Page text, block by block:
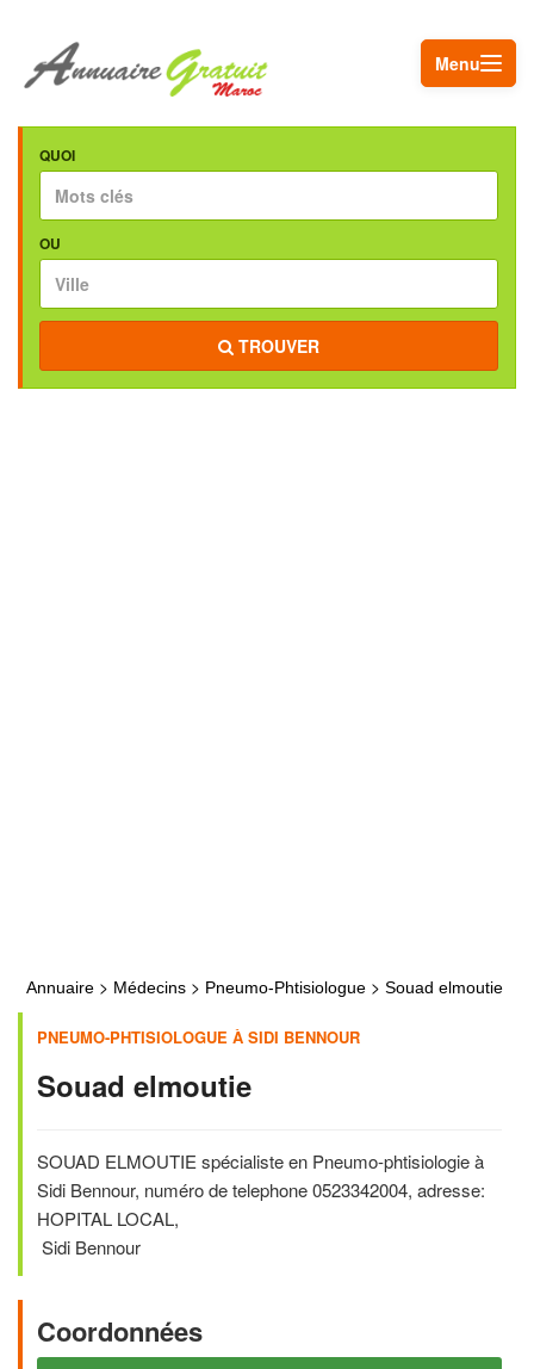
Menu
QUOI
OU
TROUVER
Annuaire > Médecins > Pneumo-Phtisiologue > Souad elmoutie
PNEUMO-PHTISIOLOGUE À SIDI BENNOUR
Souad elmoutie
SOUAD ELMOUTIE spécialiste en Pneumo-phtisiologie à
Sidi Bennour, numéro de telephone 0523342004, adresse:
HOPITAL LOCAL,
Sidi Bennour
Coordonnées